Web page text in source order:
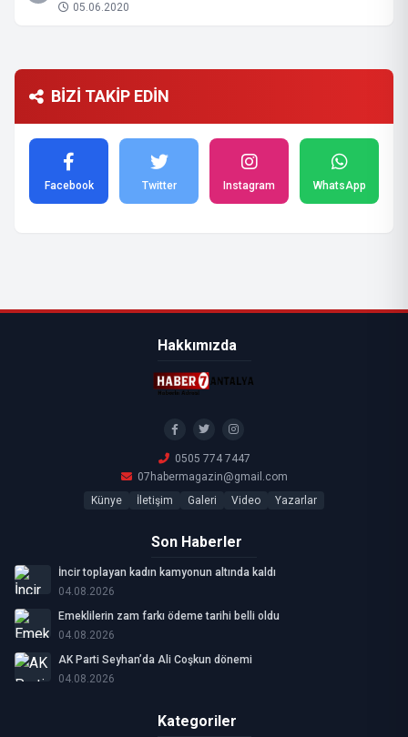
05.06.2020
BİZİ TAKİP EDİN
Facebook Twitter Instagram WhatsApp
Hakkımızda
0505 774 7447
07habermagazin@gmail.com
Künye
İletişim Galeri Video Yazarlar
Son Haberler
İncir toplayan kadın kamyonun altında kaldı
04.08.2026
Emeklilerin zam farkı ödeme tarihi belli oldu
04.08.2026
AK Parti Seyhan’da Ali Coşkun dönemi
04.08.2026
Kategoriler